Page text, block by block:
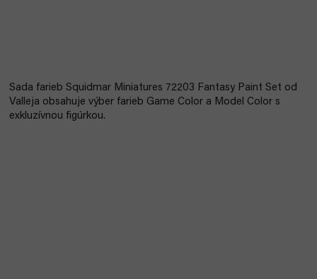
Sada farieb Squidmar Miniatures 72203 Fantasy Paint Set od
Valleja obsahuje výber farieb Game Color a Model Color s
exkluzívnou figúrkou.